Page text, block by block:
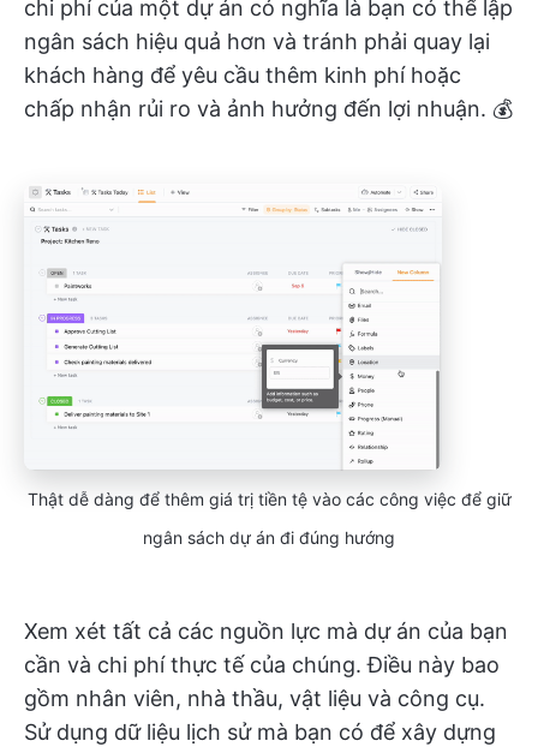
chi phí của một dự án có nghĩa là bạn có thể lập
ngân sách hiệu quả hơn và tránh phải quay lại
khách hàng để yêu cầu thêm kinh phí hoặc
chấp nhận rủi ro và ảnh hưởng đến lợi nhuận. 💰
Thật dễ dàng để thêm giá trị tiền tệ vào các công việc để giữ
ngân sách dự án đi đúng hướng
Xem xét tất cả các nguồn lực mà dự án của bạn
cần và chi phí thực tế của chúng. Điều này bao
gồm nhân viên, nhà thầu, vật liệu và công cụ.
Sử dụng dữ liệu lịch sử mà bạn có để xây dựng